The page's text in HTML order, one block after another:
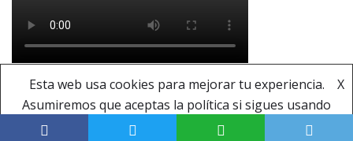
Copyright © Banda Municipal de Música de La
Puebla del Río
Esta web usa cookies para mejorar tu experiencia.
Asumiremos que aceptas la política si sigues usando
este sitio.
X
Ver política